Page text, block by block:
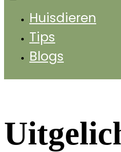
Huisdieren
Tips
Blogs